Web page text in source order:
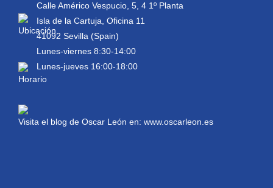
Calle Américo Vespucio, 5, 4 1º Planta
Isla de la Cartuja, Oficina 11
41092 Sevilla (Spain)
Lunes-viernes 8:30-14:00
Lunes-jueves 16:00-18:00
Visita el blog de Oscar León en: www.oscarleon.es